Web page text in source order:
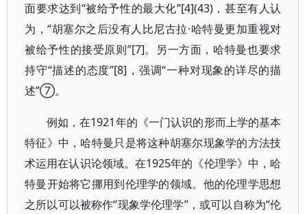
面要求达到“被给予性的最大化”[4](43)，甚至有人认
为，“胡塞尔之后没有人比尼古拉·哈特曼更加重视对
被给予性的接受原则”[7]。另一方面，哈特曼也要求
持守“描述的态度”[8]，强调“一种对现象的详尽的描
述”⑦。
例如，在1921年的《一门认识的形而上学的基本
特征》中，哈特曼只是将这种胡塞尔现象学的方法技
术运用在认识论领域。在1925年的《伦理学》中，哈
特曼开始将它挪用到伦理学的领域。他的伦理学思想
之所以可以被称作“现象学伦理学”，或可以自称为“伦